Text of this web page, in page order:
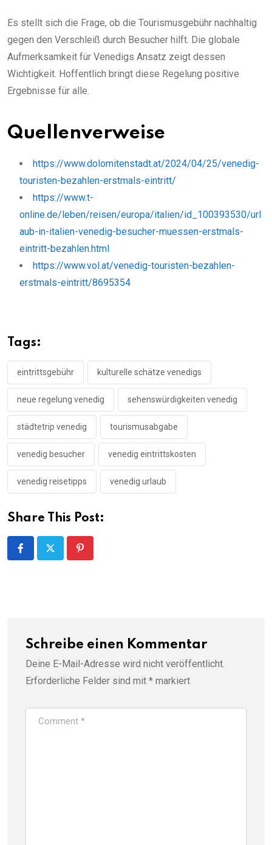
Es stellt sich die Frage, ob die Tourismusgebühr nachhaltig
gegen den Verschleiß durch Besucher hilft. Die globale
Aufmerksamkeit für Venedigs Ansatz zeigt dessen
Wichtigkeit. Hoffentlich bringt diese Regelung positive
Ergebnisse für alle.
Quellenverweise
https://www.dolomitenstadt.at/2024/04/25/venedig-
touristen-bezahlen-erstmals-eintritt/
https://www.t-
online.de/leben/reisen/europa/italien/id_100393530/url
aub-in-italien-venedig-besucher-muessen-erstmals-
eintritt-bezahlen.html
https://www.vol.at/venedig-touristen-bezahlen-
erstmals-eintritt/8695354
Tags:
eintrittsgebühr kulturelle schätze venedigs
neue regelung venedig sehenswürdigkeiten venedig
städtetrip venedig tourismusabgabe
venedig besucher venedig eintrittskosten
venedig reisetipps venedig urlaub
Share This Post:
Schreibe einen Kommentar
Deine E-Mail-Adresse wird nicht veröffentlicht.
Erforderliche Felder sind mit * markiert